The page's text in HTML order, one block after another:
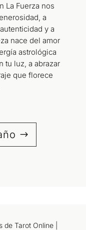
La Fuerza nos
a
y a
nace del amor
astrológica
tu luz, a abrazar
que florece
Tarot Online |